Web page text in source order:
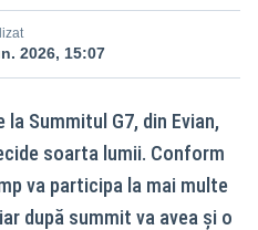
2026, 15:07
Summitul G7, din Evian,
soarta lumii. Conform
va participa la mai multe
după summit va avea și o